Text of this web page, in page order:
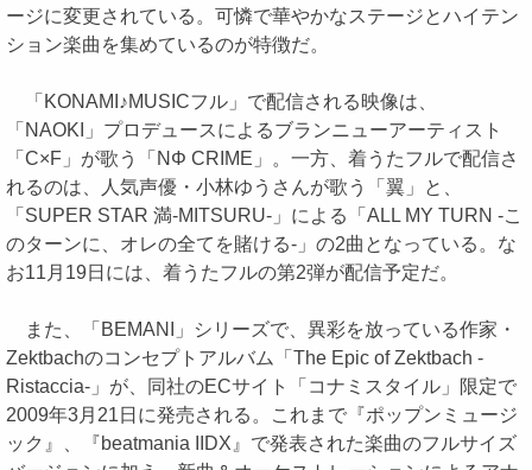
ージに変更されている。可憐で華やかなステージとハイテン
ション楽曲を集めているのが特徴だ。
「KONAMI♪MUSICフル」で配信される映像は、
「NAOKI」プロデュースによるブランニューアーティスト
「C×F」が歌う「NΦ CRIME」。一方、着うたフルで配信さ
れるのは、人気声優・小林ゆうさんが歌う「翼」と、
「SUPER STAR 満-MITSURU-」による「ALL MY TURN -こ
のターンに、オレの全てを賭ける-」の2曲となっている。な
お11月19日には、着うたフルの第2弾が配信予定だ。
また、「BEMANI」シリーズで、異彩を放っている作家・
Zektbachのコンセプトアルバム「The Epic of Zektbach -
Ristaccia-」が、同社のECサイト「コナミスタイル」限定で
2009年3月21日に発売される。これまで『ポップンミュージ
ック』、『beatmania IIDX』で発表された楽曲のフルサイズ